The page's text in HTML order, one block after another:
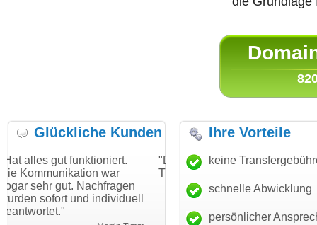
Glückliche Kunden
war
individuell
"Danke für den schnellen
Transfer und guten Service!"
Thomas Schäfer
i can eckert communication GmbH
"Ich bin
haben. Die
mein
Ihre Vorteile
keine
schnelle Abwicklung
persönlicher